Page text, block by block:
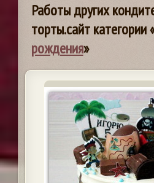
Работы других
торты.сайт категории
рождения»